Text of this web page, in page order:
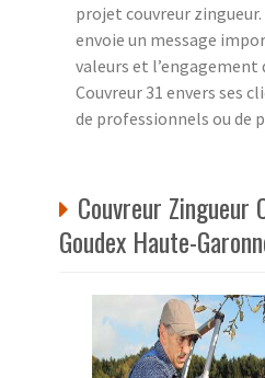
projet couvreur
envoie un message
valeurs et l’engagement
Couvreur 31 envers ses
de professionnels ou de
Couvreur Zingueur
Goudex Haute-